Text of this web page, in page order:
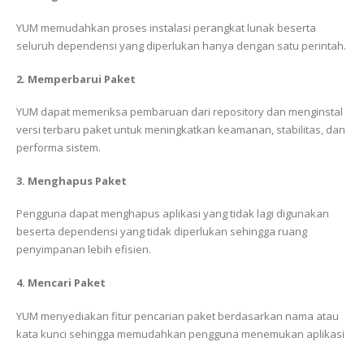
YUM memudahkan proses instalasi perangkat lunak beserta
seluruh dependensi yang diperlukan hanya dengan satu perintah.
2. Memperbarui Paket
YUM dapat memeriksa pembaruan dari repository dan menginstal
versi terbaru paket untuk meningkatkan keamanan, stabilitas, dan
performa sistem.
3. Menghapus Paket
Pengguna dapat menghapus aplikasi yang tidak lagi digunakan
beserta dependensi yang tidak diperlukan sehingga ruang
penyimpanan lebih efisien.
4. Mencari Paket
YUM menyediakan fitur pencarian paket berdasarkan nama atau
kata kunci sehingga memudahkan pengguna menemukan aplikasi